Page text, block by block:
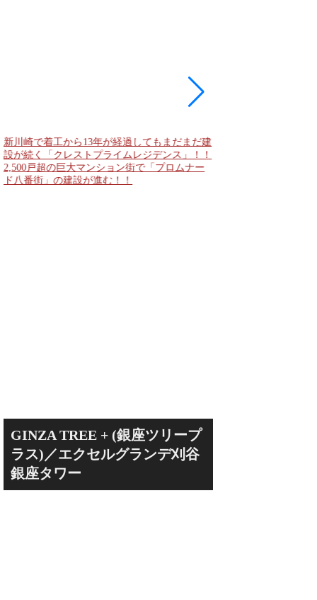
新川崎で着工から13年が経過してもまだまだ建
設が続く「クレストプライムレジデンス」！！
2,500戸超の巨大マンション街で「プロムナー
ド八番街」の建設が進む！！
GINZA TREE + (銀座ツリープ
ラス)／エクセルグランデ刈谷
銀座タワー